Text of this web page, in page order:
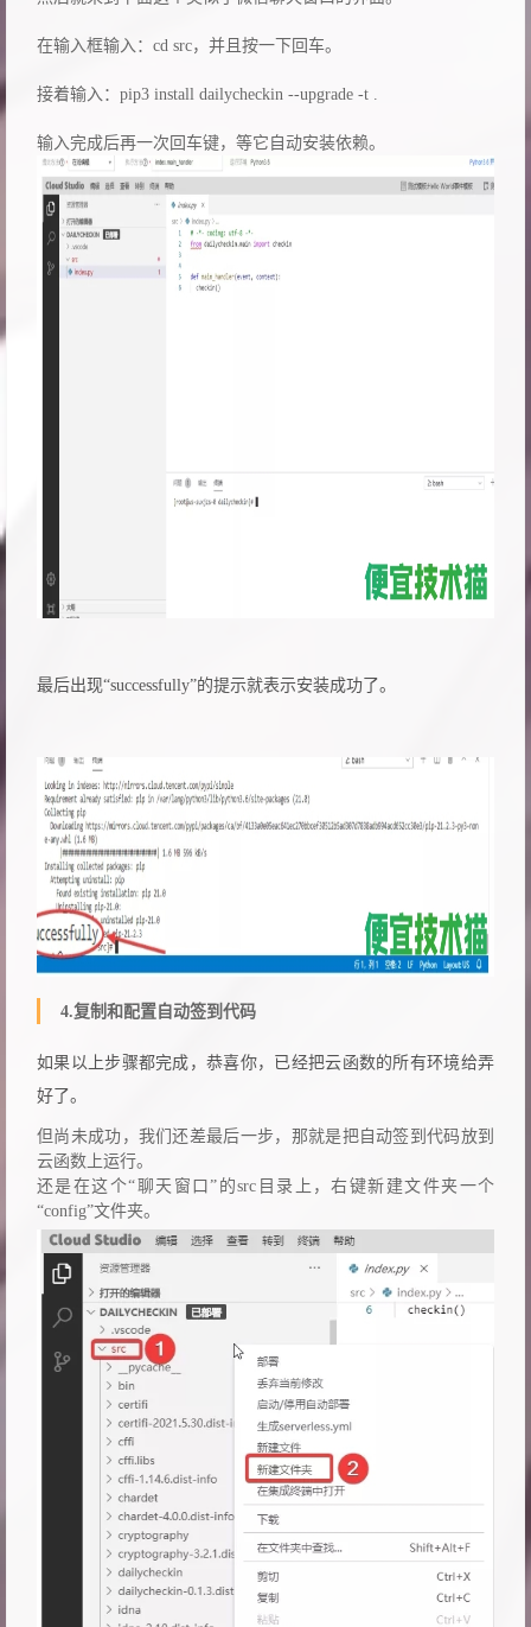
在输入框输入：cd src，并且按一下回车。
接着输入：pip3 install dailycheckin --upgrade -t .
输入完成后再一次回车键，等它自动安装依赖。
最后出现“successfully”的提示就表示安装成功了。
4.复制和配置自动签到代码
如果以上步骤都完成，恭喜你，已经把云函数的所有环境给弄
好了。
但尚未成功，我们还差最后一步，那就是把自动签到代码放到
云函数上运行。
还是在这个“聊天窗口”的src目录上，右键新建文件夹一个
“config”文件夹。